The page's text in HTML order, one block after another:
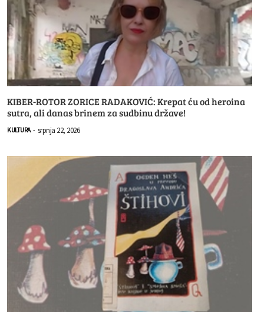
KIBER-ROTOR ZORICE RADAKOVIĆ: Krepat ću od heroina
sutra, ali danas brinem za sudbinu države!
KULTURA - srpnja 22, 2026